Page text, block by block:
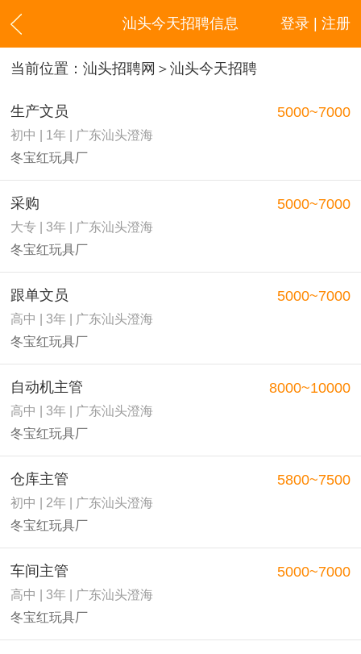
登录 | 注册
汕头今天招聘信息
当前位置： 汕头招聘网 ＞汕头今天招聘
生产文员
初中 | 1年 | 广东汕头澄海
冬宝红玩具厂
5000~7000
采购
大专 | 3年 | 广东汕头澄海
冬宝红玩具厂
5000~7000
跟单文员
高中 | 3年 | 广东汕头澄海
冬宝红玩具厂
5000~7000
自动机主管
高中 | 3年 | 广东汕头澄海
冬宝红玩具厂
8000~10000
仓库主管
初中 | 2年 | 广东汕头澄海
冬宝红玩具厂
5800~7500
车间主管
高中 | 3年 | 广东汕头澄海
冬宝红玩具厂
5000~7000